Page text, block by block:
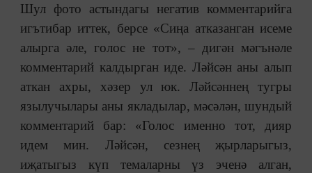
Шул фото астындагы негатив комментарийга
игътибар иттек, берсе «Сиңа атказанган исеме
алырга әле, голос не тот», ‒ дигән мәгънәле
комментарий калдырган иде. Ләйсән аны алып
аткан ахры, хәзер ул юк. Ләйсәннең тугры
язылучылары аны якладылар, мәсәлән, шундый
комментарий бар: «Голос именно тот, дияр
идем мин. Ләйсән, сезнең җырларыгыз,
иҗатыгыз күп темаларны үз эченә алган,